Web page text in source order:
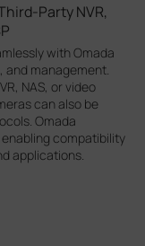
Party NVR,
with Omada
and management.
NAS, or video
can also be
Omada
enabling compatibility
applications.